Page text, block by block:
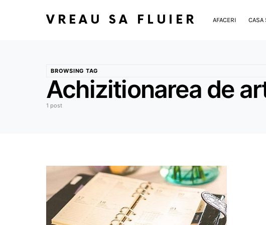
VREAU SA FLUIER AFACERI CASA
BROWSING TAG
Achizitionarea de
1 post